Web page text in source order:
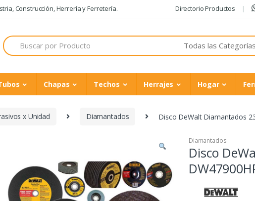
Construcción, Herrería y Ferretería. Directorio Productos
Search
for:
Chapas Techos Herrajes Hogar
x Unidad Diamantados Disco DeWalt Diamantados
Diamantados
Disco